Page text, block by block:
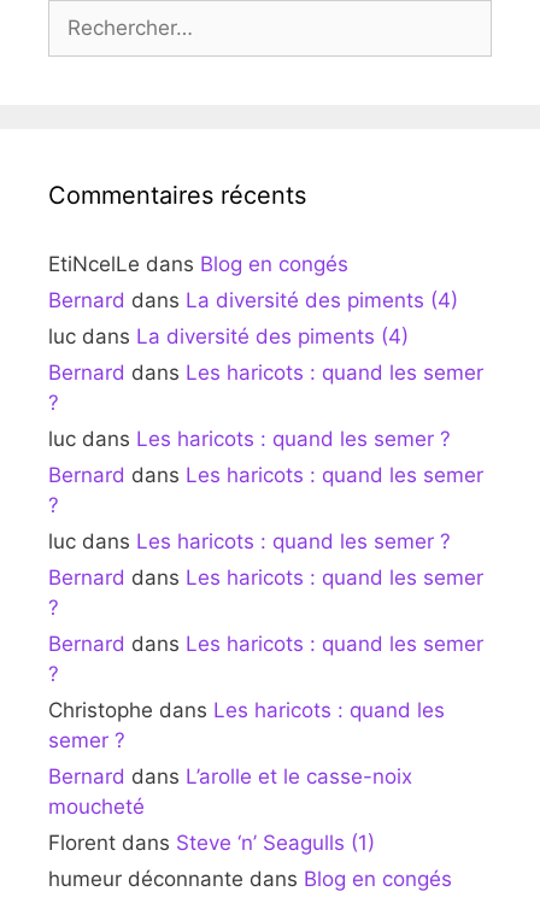
Rechercher :
Commentaires récents
EtiNcelLe dans Blog en congés
Bernard dans La diversité des piments (4)
luc dans La diversité des piments (4)
Bernard dans Les haricots : quand les semer
?
luc dans Les haricots : quand les semer ?
Bernard dans Les haricots : quand les semer
?
luc dans Les haricots : quand les semer ?
Bernard dans Les haricots : quand les semer
?
Bernard dans Les haricots : quand les semer
?
Christophe dans Les haricots : quand les
semer ?
Bernard dans L’arolle et le casse-noix
moucheté
Florent dans Steve ‘n’ Seagulls (1)
humeur déconnante dans Blog en congés